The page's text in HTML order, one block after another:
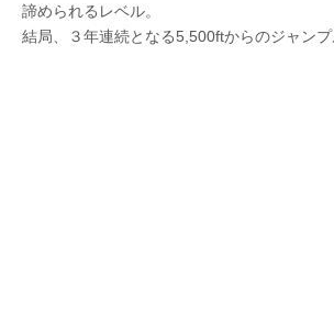
諦められるレベル。
結局、３年連続となる5,500ftからのジャンプ